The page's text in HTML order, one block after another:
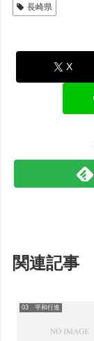
長崎県
X
関連記事
03 平和行進